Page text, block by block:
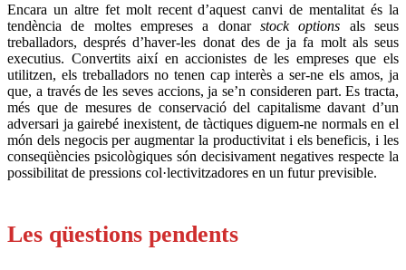
Encara un altre fet molt recent d’aquest canvi de mentalitat és la
tendència de moltes empreses a donar stock options als seus
treballadors, després d’haver-les donat des de ja fa molt als seus
executius. Convertits així en accionistes de les empreses que els
utilitzen, els treballadors no tenen cap interès a ser-ne els amos, ja
que, a través de les seves accions, ja se’n consideren part. Es tracta,
més que de mesures de conservació del capitalisme davant d’un
adversari ja gairebé inexistent, de tàctiques diguem-ne normals en el
món dels negocis per augmentar la productivitat i els beneficis, i les
conseqüències psicològiques són decisivament negatives respecte la
possibilitat de pressions col·lectivitzadores en un futur previsible.
Les qüestions pendents